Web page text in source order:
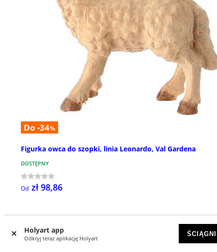
Holyart app
Odkryj teraz aplikację Holyart
Do -34%
Figurka owca do szopki, linia Leonardo, Val Gardena
DOSTĘPNY
Od zł 98,86